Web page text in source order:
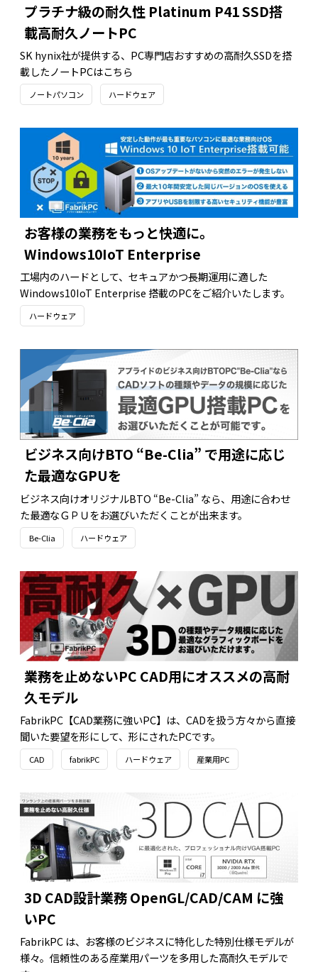
プラチナ級の耐久性 Platinum P41 SSD搭
載高耐久ノートPC
SK hynix社が提供する、PC専門店おすすめの高耐久SSDを搭
載したノートPCはこちら
ノートパソコン ハードウェア
お客様の業務をもっと快適に。
Windows10IoT Enterprise
工場内のハードとして、セキュアかつ長期運用に適した
Windows10IoT Enterprise 搭載のPCをご紹介いたします。
ハードウェア
ビジネス向けBTO “Be-Clia” で用途に応じ
た最適なGPUを
ビジネス向けオリジナルBTO “Be-Clia” なら、用途に合わせ
た最適なＧＰＵをお選びいただくことが出来ます。
Be-Clia ハードウェア
業務を止めないPC CAD用にオススメの高耐
久モデル
FabrikPC【CAD業務に強いPC】は、CADを扱う方々から直接
聞いた要望を形にして、形にされたPCです。
CAD fabrikPC ハードウェア 産業用PC
3D CAD設計業務 OpenGL/CAD/CAM に強
いPC
FabrikPC は、お客様のビジネスに特化した特別仕様モデルが
様々。信頼性のある産業用パーツを多用した高耐久モデルで